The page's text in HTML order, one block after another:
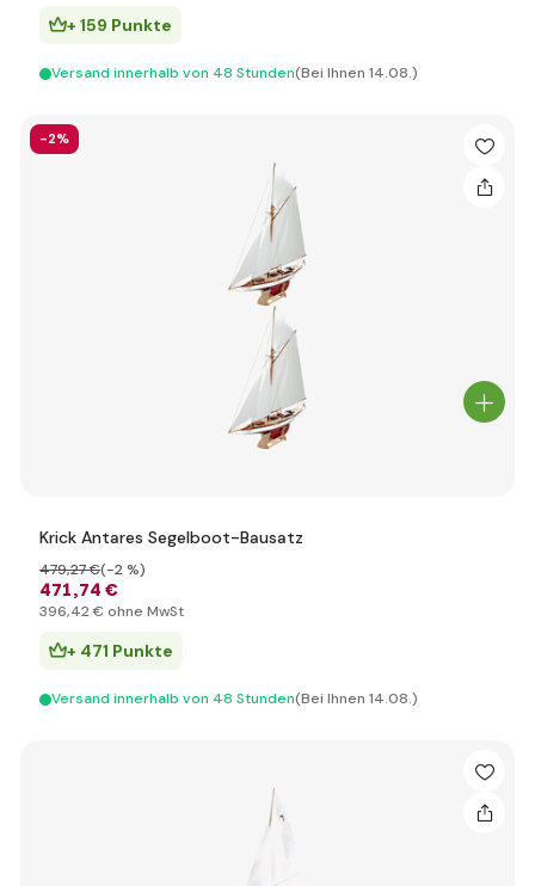
+ 159 Punkte
Versand innerhalb von 48 Stunden(Bei Ihnen 14.08.)
-2%
Krick Antares Segelboot-Bausatz
471,74 €
479,27 €(-2 %)
396,42 € ohne MwSt
+ 471 Punkte
Versand innerhalb von 48 Stunden(Bei Ihnen 14.08.)